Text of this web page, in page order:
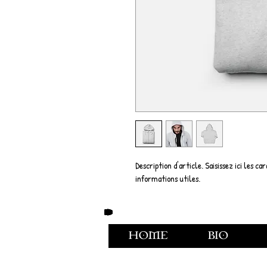
Description d'article. Saisissez ici les
informations utiles.
HOME BIO